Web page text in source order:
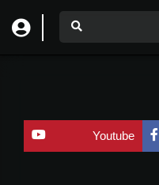
Youtube